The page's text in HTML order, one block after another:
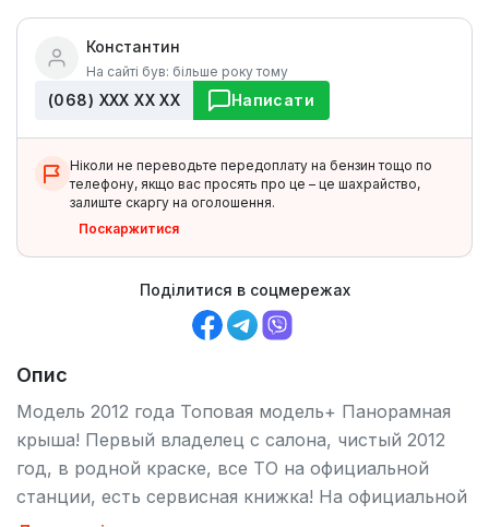
Константин
На сайті був: більше року тому
(068) ХХХ ХХ ХХ Написати
Ніколи не переводьте передоплату на бензин тощо по
телефону, якщо вас просять про це – це шахрайство,
залиште скаргу на оголошення.
Поскаржитися
Поділитися в соцмережах
Опис
Модель 2012 года Топовая модель+ Панорамная
крыша! Первый владелец с салона, чистый 2012
год, в родной краске, все ТО на официальной
станции, есть сервисная книжка! На официальной